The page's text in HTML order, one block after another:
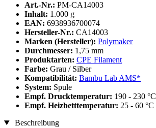
Art.-Nr.: PM-CA14003
Inhalt: 1.000 g
EAN: 6938936700074
Hersteller-Nr.: CA14003
Marken (Hersteller): Polymaker
Durchmesser: 1,75 mm
Produktarten: CPE Filament
Farbe: Grau / Silber
Kompatibilität: Bambu Lab AMS*
System: Spule
Empf. Drucktemperatur: 190 - 230 °C
Empf. Heizbetttemperatur: 25 - 60 °C
Beschreibung